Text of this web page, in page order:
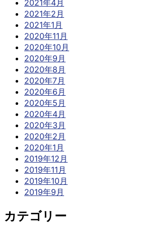
2021年4月
2021年2月
2021年1月
2020年11月
2020年10月
2020年9月
2020年8月
2020年7月
2020年6月
2020年5月
2020年4月
2020年3月
2020年2月
2020年1月
2019年12月
2019年11月
2019年10月
2019年9月
カテゴリー